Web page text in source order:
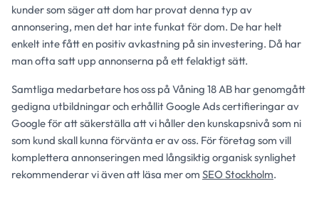
kunder som säger att dom har provat denna typ av
annonsering, men det har inte funkat för dom. De har helt
enkelt inte fått en positiv avkastning på sin investering. Då har
man ofta satt upp annonserna på ett felaktigt sätt.
Samtliga medarbetare hos oss på Våning 18 AB har genomgått
gedigna utbildningar och erhållit Google Ads certifieringar av
Google för att säkerställa att vi håller den kunskapsnivå som ni
som kund skall kunna förvänta er av oss. För företag som vill
komplettera annonseringen med långsiktig organisk synlighet
rekommenderar vi även att läsa mer om SEO Stockholm.